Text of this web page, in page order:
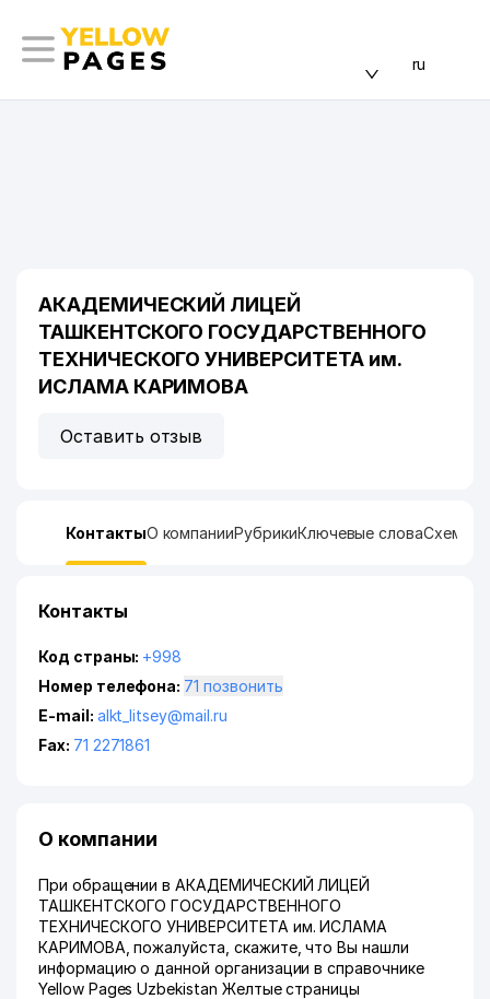
ru
АКАДЕМИЧЕСКИЙ ЛИЦЕЙ
ТАШКЕНТСКОГО ГОСУДАРСТВЕННОГО
ТЕХНИЧЕСКОГО УНИВЕРСИТЕТА им.
ИСЛАМА КАРИМОВА
Оставить отзыв
КонтактыО компанииРубрикиКлючевые словаСхема
Контакты
Код страны: +998
Номер телефона:
71 позвонить
E-mail: alkt_litsey@mail.ru
Fax: 71 2271861
О компании
При обращении в АКАДЕМИЧЕСКИЙ ЛИЦЕЙ
ТАШКЕНТСКОГО ГОСУДАРСТВЕННОГО
ТЕХНИЧЕСКОГО УНИВЕРСИТЕТА им. ИСЛАМА
КАРИМОВА, пожалуйста, скажите, что Вы нашли
информацию о данной организации в справочнике
Yellow Pages Uzbekistan Желтые страницы